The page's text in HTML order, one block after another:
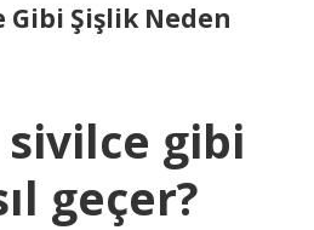
Şişlik Neden
gibi
geçer?